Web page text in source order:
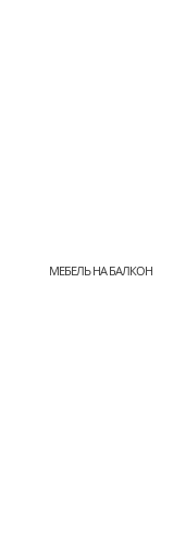
МЕБЕЛЬ НА БАЛКОН